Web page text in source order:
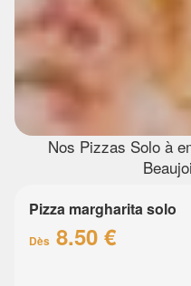
Nos Pizzas Solo à
Pizza margharita solo
Dès 8.50 €